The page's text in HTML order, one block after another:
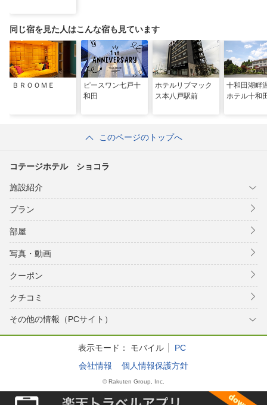
同じ宿を見た人はこんな宿も見ています
ＢＲＯＯＭＥ
ピースワン七戸十
和田
ホテルリブマック
ス本八戸駅前
十和田湖
ホテル十和
このページのトップへ
コテージホテル ショコラ
施設紹介
プラン
部屋
写真・動画
クーポン
クチコミ
その他の情報（PCサイト）
表示モード： モバイル
PC
会社情報
個人情報保護方針
© Rakuten Group, Inc.